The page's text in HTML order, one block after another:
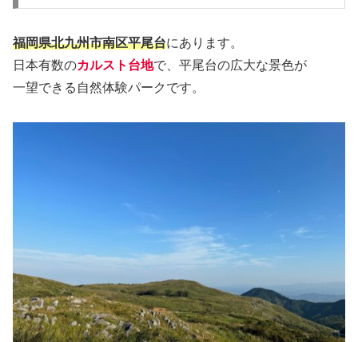
福岡県北九州市南区平尾台にあります。
日本有数のカルスト台地で、平尾台の広大な景色が
一望できる自然体験パークです。